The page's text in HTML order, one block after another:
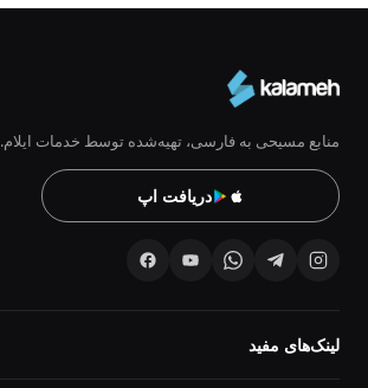
منابع مسیحی به فارسی، تهیه‌شده توسط خدمات ایلام.
دریافت اپ
لینک‌های مفید